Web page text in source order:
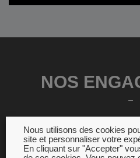
NOS
Nous utilisons des cookies
site et personnaliser votre
En cliquant sur "Accepter"